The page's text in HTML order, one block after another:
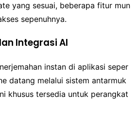
yang sesuai, beberapa fitur mun
sepenuhnya.
Integrasi AI
instan di aplikasi seper
datang melalui sistem antarmuk
khusus tersedia untuk perangkat